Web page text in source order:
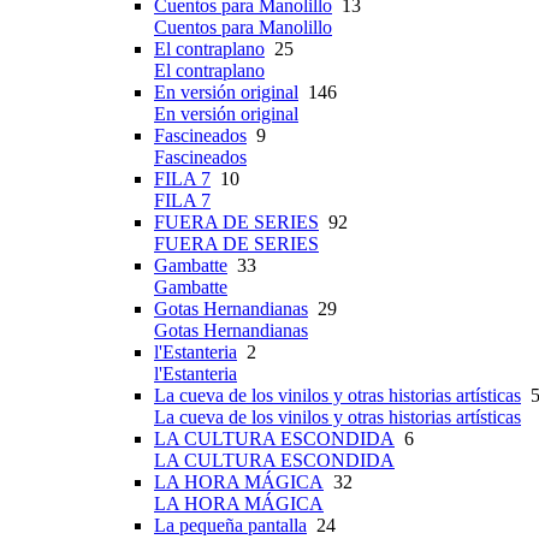
Cuentos para Manolillo 13
Cuentos para Manolillo
El contraplano 25
El contraplano
En versión original 146
En versión original
Fascineados 9
Fascineados
FILA 7 10
FILA 7
FUERA DE SERIES 92
FUERA DE SERIES
Gambatte 33
Gambatte
Gotas Hernandianas 29
Gotas Hernandianas
l'Estanteria 2
l'Estanteria
La cueva de los vinilos y otras historias artísticas
La cueva de los vinilos y otras historias artísticas
LA CULTURA ESCONDIDA 6
LA CULTURA ESCONDIDA
LA HORA MÁGICA 32
LA HORA MÁGICA
La pequeña pantalla 24